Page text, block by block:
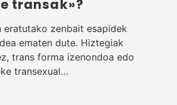
transak»?
eratutako zenbait esapidek
ematen dute. Hiztegiak
trans forma izenondoa edo
transexual…